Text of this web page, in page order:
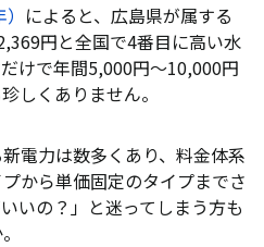
によると、広島県が属する
円と全国で4番目に高い水
けで年間5,000円〜10,000円
しくありません。
電力は数多くあり、料金体系
から単価固定のタイプまでさ
いの？」と迷ってしまう方も